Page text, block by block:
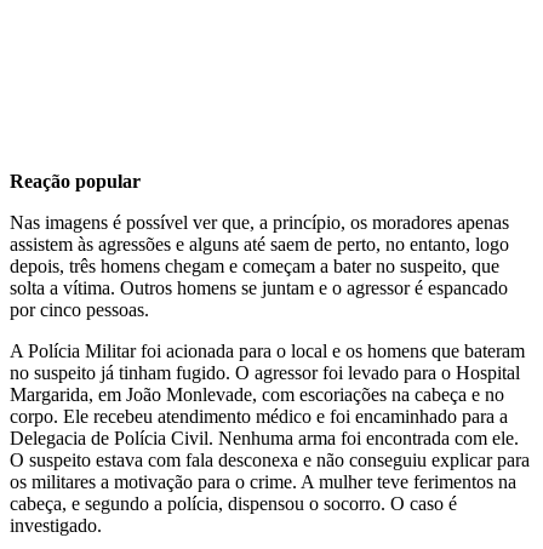
Reação popular
Nas imagens é possível ver que, a princípio, os moradores apenas
assistem às agressões e alguns até saem de perto, no entanto, logo
depois, três homens chegam e começam a bater no suspeito, que
solta a vítima. Outros homens se juntam e o agressor é espancado
por cinco pessoas.
A Polícia Militar foi acionada para o local e os homens que bateram
no suspeito já tinham fugido. O agressor foi levado para o Hospital
Margarida, em João Monlevade, com escoriações na cabeça e no
corpo. Ele recebeu atendimento médico e foi encaminhado para a
Delegacia de Polícia Civil. Nenhuma arma foi encontrada com ele.
O suspeito estava com fala desconexa e não conseguiu explicar para
os militares a motivação para o crime. A mulher teve ferimentos na
cabeça, e segundo a polícia, dispensou o socorro. O caso é
investigado.